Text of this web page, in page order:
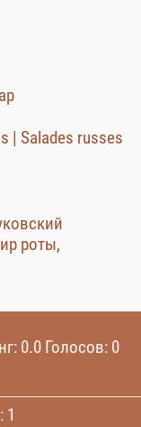
| Salades russes
роты,
0.0 Голосов: 0
1